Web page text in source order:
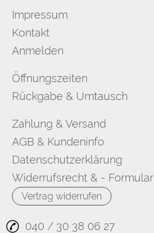
Impressum
Kontakt
Anmelden
Öffnungszeiten
Rückgabe & Umtausch
Zahlung & Versand
AGB & Kundeninfo
Datenschutzerklärung
Widerrufsrecht & - Formular
Vertrag widerrufen
040 / 30 38 06 27